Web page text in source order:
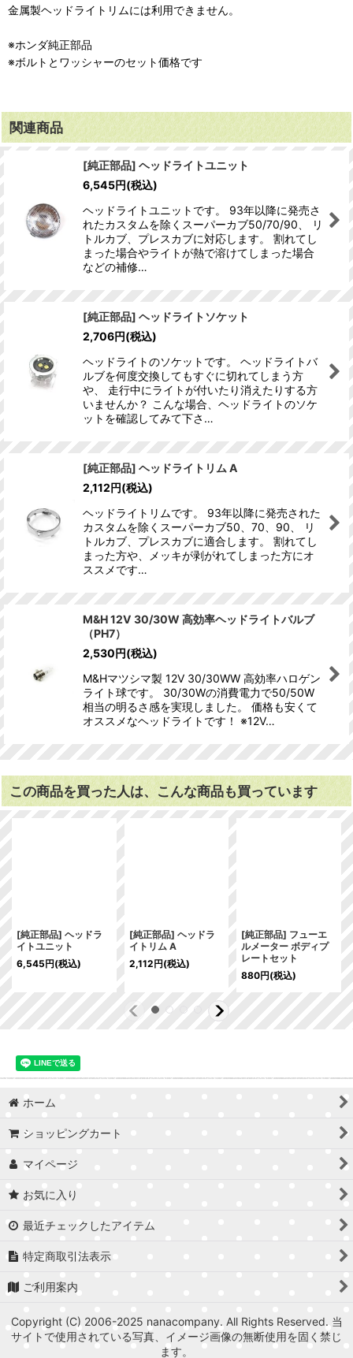
金属製ヘッドライトリムには利用できません。
※ホンダ純正部品
※ボルトとワッシャーのセット価格です
関連商品
[純正部品] ヘッドライトユニット
6,545円(税込)
ヘッドライトユニットです。 93年以降に発売さ
れたカスタムを除くスーパーカブ50/70/90、 リ
トルカブ、プレスカブに対応します。 割れてし
まった場合やライトが熱で溶けてしまった場合
などの補修…
[純正部品] ヘッドライトソケット
2,706円(税込)
ヘッドライトのソケットです。 ヘッドライトバ
ルブを何度交換してもすぐに切れてしまう方
や、 走行中にライトが付いたり消えたりする方
いませんか？ こんな場合、ヘッドライトのソケ
ットを確認してみて下さ…
[純正部品] ヘッドライトリム A
2,112円(税込)
ヘッドライトリムです。 93年以降に発売された
カスタムを除くスーパーカブ50、70、90、 リ
トルカブ、プレスカブに適合します。 割れてし
まった方や、メッキが剥がれてしまった方にオ
ススメです…
M&H 12V 30/30W 高効率ヘッドライトバルブ
（PH7）
2,530円(税込)
M&Hマツシマ製 12V 30/30WW 高効率ハロゲン
ライト球です。 30/30Wの消費電力で50/50W
相当の明るさ感を実現しました。 価格も安くて
オススメなヘッドライトです！ ※12V…
この商品を買った人は、こんな商品も買っています
[純正部品] ヘッドラ
イトユニット
6,545円(税込)
[純正部品] ヘッドラ
イトリム A
2,112円(税込)
[純正部品] フューエ
ルメーター ボディプ
レートセット
880円(税込)
ホーム
ショッピングカート
マイページ
お気に入り
最近チェックしたアイテム
特定商取引法表示
ご利用案内
Copyright (C) 2006-2025 nanacompany. All Rights Reserved. 当
サイトで使用されている写真、イメージ画像の無断使用を固く禁じ
ます。